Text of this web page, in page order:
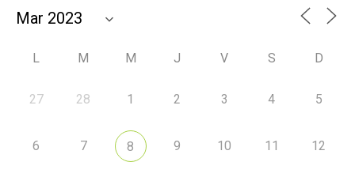
L M M J V S D
27 28 1 2 3 4 5
6 7 8 9 10 11 12